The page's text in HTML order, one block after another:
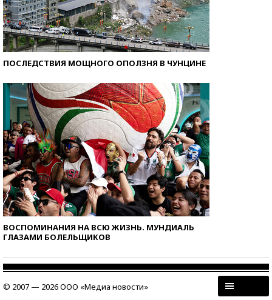
ПОСЛЕДСТВИЯ МОЩНОГО ОПОЛЗНЯ В ЧУНЦИНЕ
ВОСПОМИНАНИЯ НА ВСЮ ЖИЗНЬ. МУНДИАЛЬ
ГЛАЗАМИ БОЛЕЛЬЩИКОВ
© 2007 — 2026 ООО «Медиа новости»